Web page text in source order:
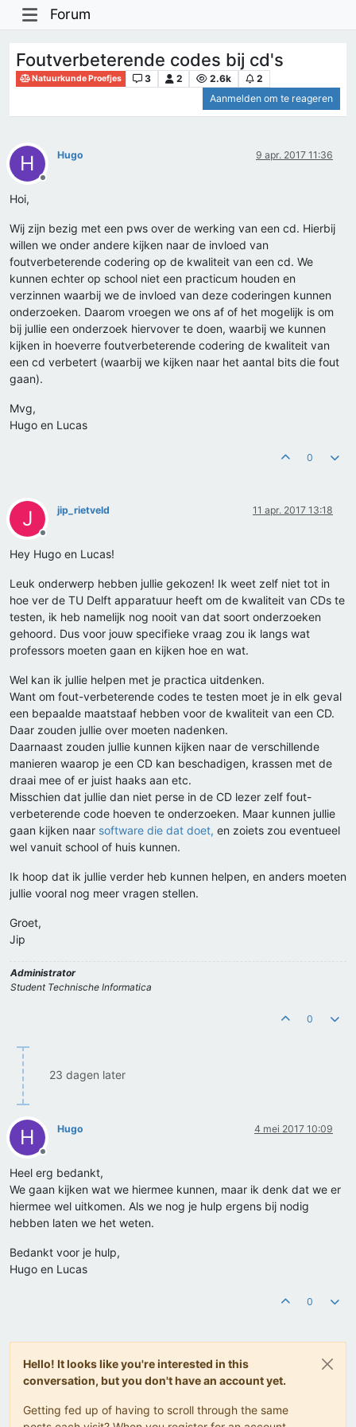
Forum
Foutverbeterende codes bij cd's
Natuurkunde Proefjes 3 2 2.6k
2
Aanmelden om te reageren
H
Offline
Hugo 9 apr. 2017 11:36
Hoi,
Wij zijn bezig met een pws over de werking van een cd. Hierbij
willen we onder andere kijken naar de invloed van
foutverbeterende codering op de kwaliteit van een cd. We
kunnen echter op school niet een practicum houden en
verzinnen waarbij we de invloed van deze coderingen kunnen
onderzoeken. Daarom vroegen we ons af of het mogelijk is om
bij jullie een onderzoek hiervover te doen, waarbij we kunnen
kijken in hoeverre foutverbeterende codering de kwaliteit van
een cd verbetert (waarbij we kijken naar het aantal bits die fout
gaan).
Mvg,
Hugo en Lucas
0
J
Offline
jip_rietveld 11 apr. 2017 13:18
Hey Hugo en Lucas!
Leuk onderwerp hebben jullie gekozen! Ik weet zelf niet tot in
hoe ver de TU Delft apparatuur heeft om de kwaliteit van CDs te
testen, ik heb namelijk nog nooit van dat soort onderzoeken
gehoord. Dus voor jouw specifieke vraag zou ik langs wat
professors moeten gaan en kijken hoe en wat.
Wel kan ik jullie helpen met je practica uitdenken.
Want om fout-verbeterende codes te testen moet je in elk geval
een bepaalde maatstaaf hebben voor de kwaliteit van een CD.
Daar zouden jullie over moeten nadenken.
Daarnaast zouden jullie kunnen kijken naar de verschillende
manieren waarop je een CD kan beschadigen, krassen met de
draai mee of er juist haaks aan etc.
Misschien dat jullie dan niet perse in de CD lezer zelf fout-
verbeterende code hoeven te onderzoeken. Maar kunnen jullie
gaan kijken naar software die dat doet, en zoiets zou eventueel
wel vanuit school of huis kunnen.
Ik hoop dat ik jullie verder heb kunnen helpen, en anders moeten
jullie vooral nog meer vragen stellen.
Groet,
Jip
Administrator
Student Technische Informatica
0
23 dagen later
H
Offline
Hugo 4 mei 2017 10:09
Heel erg bedankt,
We gaan kijken wat we hiermee kunnen, maar ik denk dat we er
hiermee wel uitkomen. Als we nog je hulp ergens bij nodig
hebben laten we het weten.
Bedankt voor je hulp,
Hugo en Lucas
0
Hello! It looks like you're interested in this
conversation, but you don't have an account yet.
Getting fed up of having to scroll through the same